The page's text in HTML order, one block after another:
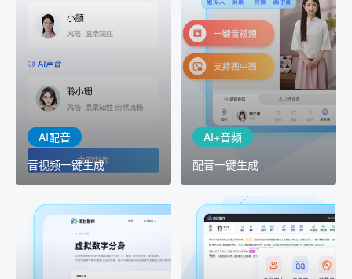
AI配音
音视频一键生成
音视频一键生成
室"中输入文本或录音，一
出
AI+音频
配音一键生成
配音一键生成
AI+音频：基于全球领先的
TTS能力打造的AI音频制作
工具，输入文本、选择发
音人即可一键生成专业音
AI+创意